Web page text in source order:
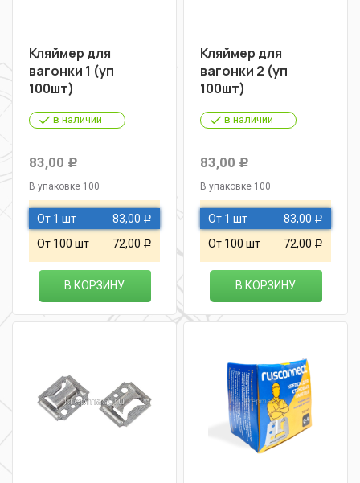
Кляймер для
вагонки 1 (уп
100шт)
в наличии
83,00 Р
В упаковке 100
От 1 шт 83,00 Р
От 100 шт 72,00 Р
В КОРЗИНУ
Кляймер для
вагонки 2 (уп
100шт)
в наличии
83,00 Р
В упаковке 100
От 1 шт 83,00 Р
От 100 шт 72,00 Р
В КОРЗИНУ